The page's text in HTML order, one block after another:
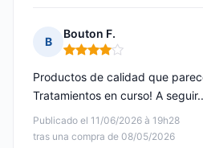
B
Bouton F.
Nota: 4 de 5
Publicado el 11/06/2026 à 19h28
tras una compra de 08/05/2026
Productos de calidad que
Tratamientos en curso! A